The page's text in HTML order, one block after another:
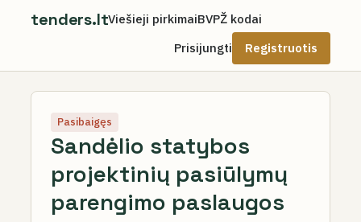
tenders.ltViešieji pirkimaiBVPŽ kodai
Prisijungti
Registruotis
Pasibaigęs
Sandėlio statybos
projektinių pasiūlymų
parengimo paslaugos